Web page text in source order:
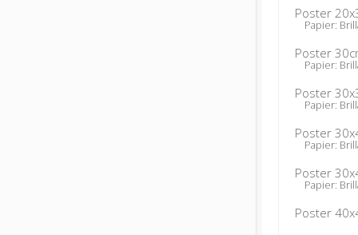
Poster
Papier:
Poster
Papier:
Poster
Papier:
Poster
Papier:
Poster
Papier:
Poster